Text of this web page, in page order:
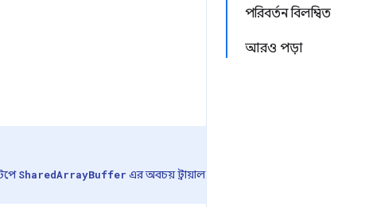
পরিবর্তন বিলম্বিত
আরও পড়া
SharedArrayBuffer এর অবচয় ট্রায়াল